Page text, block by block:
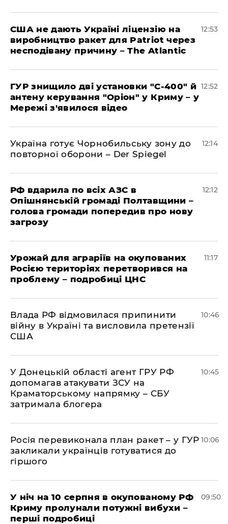
США не дають Україні ліцензію на
виробництво ракет для Patriot через
несподівану причину – The Atlantic
12:53
ГУР знищило дві установки "С-400" й
антену керування "Оріон" у Криму – у
Мережі з'явилося відео
12:52
Україна готує Чорнобильську зону до
повторної оборони – Der Spiegel
12:14
РФ вдарила по всіх АЗС в
Опішнянській громаді Полтавщини –
голова громади попередив про нову
загрозу
12:12
Урожай для аграріїв на окупованих
Росією територіях перетворився на
проблему – подробиці ЦНС
11:17
Влада РФ відмовилася припинити
війну в Україні та висловила претензії
США
10:46
У Донецькій області агент ГРУ РФ
допомагав атакувати ЗСУ на
Краматорському напрямку – СБУ
затримала блогера
10:45
Росія перевиконала план ракет – у ГУР
закликали українців готуватися до
гіршого
10:06
У ніч на 10 серпня в окупованому РФ
Криму пролунали потужні вибухи –
перші подробиці
09:50